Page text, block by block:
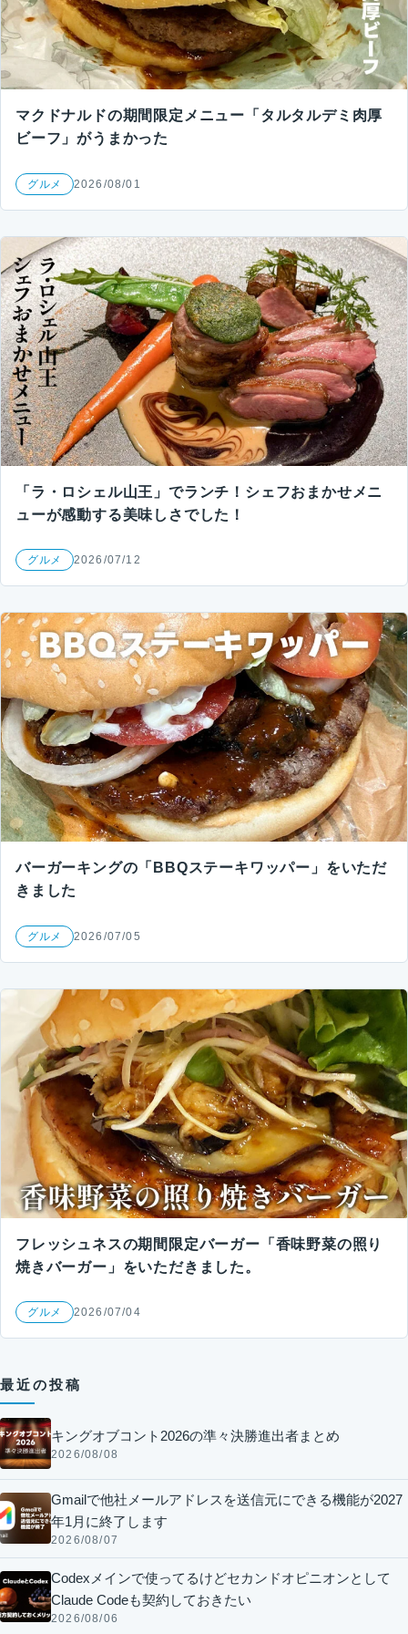
マクドナルドの期間限定メニュー「タルタルデミ肉厚
ビーフ」がうまかった
グルメ 2026/08/01
「ラ・ロシェル山王」でランチ！シェフおまかせメニ
ューが感動する美味しさでした！
グルメ 2026/07/12
バーガーキングの「BBQステーキワッパー」をいただ
きました
グルメ 2026/07/05
フレッシュネスの期間限定バーガー「香味野菜の照り
焼きバーガー」をいただきました。
グルメ 2026/07/04
最近の投稿
キングオブコント2026の準々決勝進出者まとめ
2026/08/08
Gmailで他社メールアドレスを送信元にできる機能が2027
年1月に終了します
2026/08/07
Codexメインで使ってるけどセカンドオピニオンとして
Claude Codeも契約しておきたい
2026/08/06